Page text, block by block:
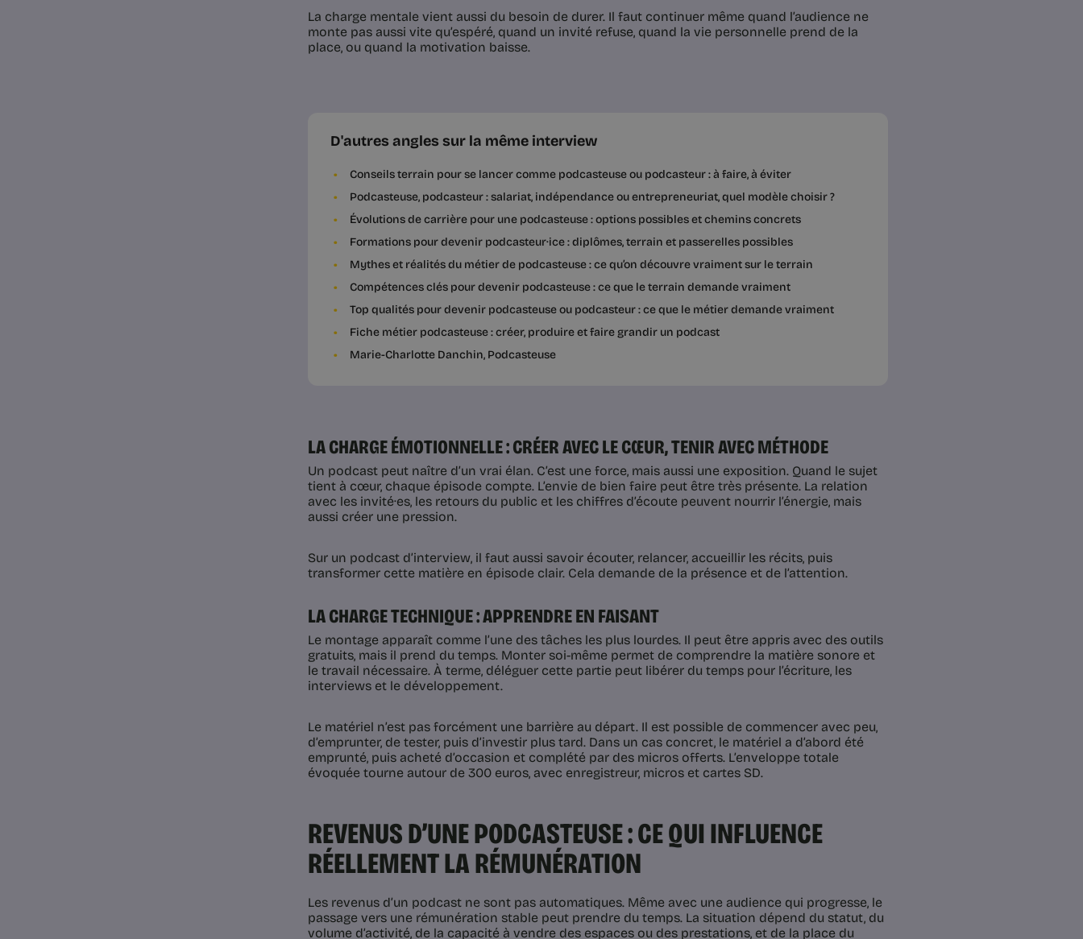
La charge mentale vient aussi du besoin de durer. Il faut continuer même quand l’audience ne
monte pas aussi vite qu’espéré, quand un invité refuse, quand la vie personnelle prend de la
place, ou quand la motivation baisse.
D'autres angles sur la même interview
Conseils terrain pour se lancer comme podcasteuse ou podcasteur : à faire, à éviter
Podcasteuse, podcasteur : salariat, indépendance ou entrepreneuriat, quel modèle choisir ?
Évolutions de carrière pour une podcasteuse : options possibles et chemins concrets
Formations pour devenir podcasteur·ice : diplômes, terrain et passerelles possibles
Mythes et réalités du métier de podcasteuse : ce qu’on découvre vraiment sur le terrain
Compétences clés pour devenir podcasteuse : ce que le terrain demande vraiment
Top qualités pour devenir podcasteuse ou podcasteur : ce que le métier demande vraiment
Fiche métier podcasteuse : créer, produire et faire grandir un podcast
Marie-Charlotte Danchin, Podcasteuse
LA CHARGE ÉMOTIONNELLE : CRÉER AVEC LE CŒUR, TENIR AVEC MÉTHODE
Un podcast peut naître d’un vrai élan. C’est une force, mais aussi une exposition. Quand le sujet
tient à cœur, chaque épisode compte. L’envie de bien faire peut être très présente. La relation
avec les invité·es, les retours du public et les chiffres d’écoute peuvent nourrir l’énergie, mais
aussi créer une pression.
Sur un podcast d’interview, il faut aussi savoir écouter, relancer, accueillir les récits, puis
transformer cette matière en épisode clair. Cela demande de la présence et de l’attention.
LA CHARGE TECHNIQUE : APPRENDRE EN FAISANT
Le montage apparaît comme l’une des tâches les plus lourdes. Il peut être appris avec des outils
gratuits, mais il prend du temps. Monter soi-même permet de comprendre la matière sonore et
le travail nécessaire. À terme, déléguer cette partie peut libérer du temps pour l’écriture, les
interviews et le développement.
Le matériel n’est pas forcément une barrière au départ. Il est possible de commencer avec peu,
d’emprunter, de tester, puis d’investir plus tard. Dans un cas concret, le matériel a d’abord été
emprunté, puis acheté d’occasion et complété par des micros offerts. L’enveloppe totale
évoquée tourne autour de 300 euros, avec enregistreur, micros et cartes SD.
REVENUS D’UNE PODCASTEUSE : CE QUI INFLUENCE
RÉELLEMENT LA RÉMUNÉRATION
Les revenus d’un podcast ne sont pas automatiques. Même avec une audience qui progresse, le
passage vers une rémunération stable peut prendre du temps. La situation dépend du statut, du
volume d’activité, de la capacité à vendre des espaces ou des prestations, et de la place du